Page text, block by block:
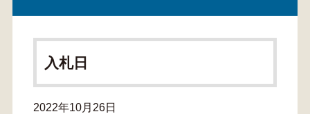
入札日
2022年10月26日